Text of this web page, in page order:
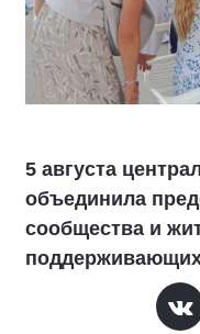
5 августа
объединила
сообщества и